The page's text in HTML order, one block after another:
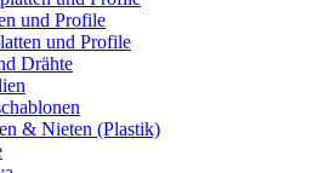
und Profile
und Profile
Drähte
& Nieten (Plastik)